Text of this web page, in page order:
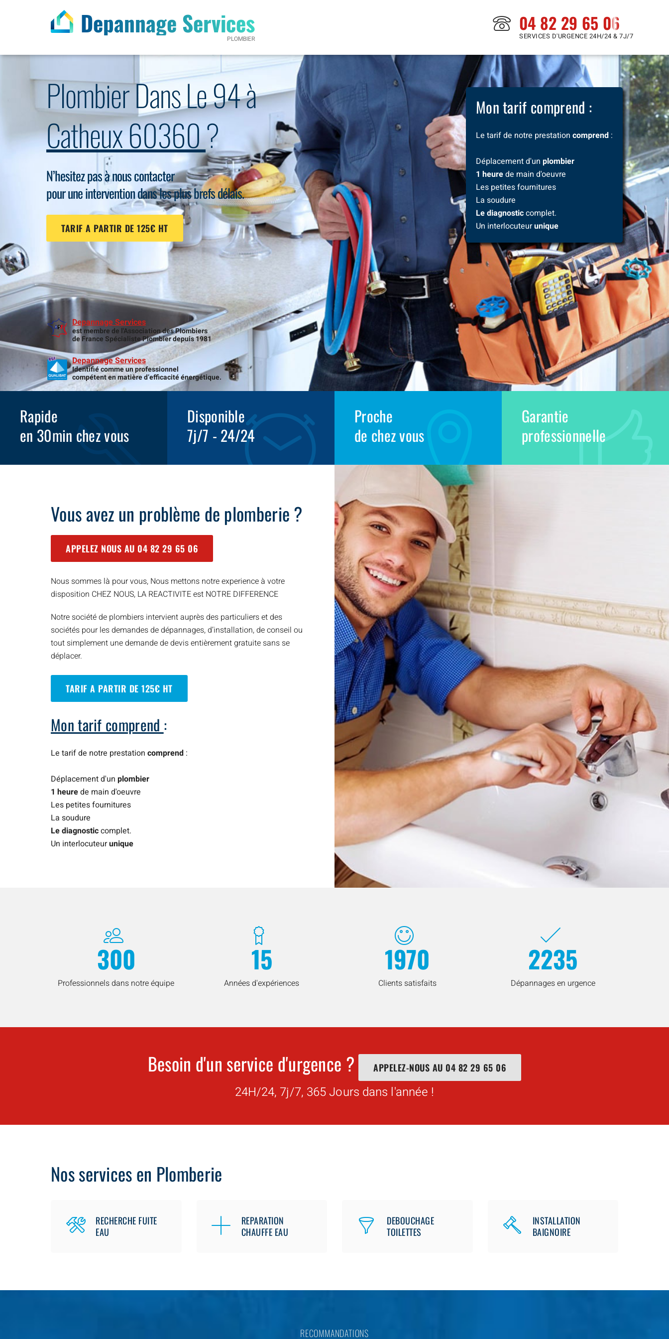
Depannage Services
PLOMBIER
04 82 29 65 06
SERVICES D'URGENCE 24H/24 & 7J/7
Mon tarif comprend :
Le tarif de notre prestation comprend :
Déplacement d'un plombier
1 heurede main d'oeuvre
Les petites fournitures
La soudure
Le diagnosticcomplet.
Un interlocuteurunique
Plombier Dans Le 94 à
Catheux 60360?
N’hesitez pas à nous contacter
pour une intervention dans les plus brefs délais.
TARIF A PARTIR DE 125€ HT
Depannage Services
est membre de l'Association des Plombiers
de France Spécialiste Plombier depuis 1981
Depannage Services
Identifié comme un professionnel
compétent en matière d’efficacité énergétique.
Rapide
en 30min chez vous
Disponible
7j/7 - 24/24
Proche
de chez vous
Garantie
professionnelle
Vous avez un problème de plomberie ?
APPELEZ NOUS AU 04 82 29 65 06
Nous sommes là pour vous, Nous mettons notre experience à votre
disposition CHEZ NOUS, LA REACTIVITE est NOTRE DIFFERENCE
Notre société de plombiers intervient auprès des particuliers et des
sociétés pour les demandes de dépannages, d’installation, de conseil ou
tout simplement une demande de devis entièrement gratuite sans se
déplacer.
TARIF A PARTIR DE 125€ HT
Mon tarif comprend :
Le tarif de notre prestation comprend :
Déplacement d'un plombier
1 heurede main d'oeuvre
Les petites fournitures
La soudure
Le diagnosticcomplet.
Un interlocuteurunique
300
Professionnels dans notre équipe
15
Années d'expériences
1970
Clients satisfaits
2235
Dépannages en urgence
Besoin d'un service d'urgence ? APPELEZ-NOUS AU 04 82 29 65 06
24H/24, 7j/7, 365 Jours dans l'année !
Nos services en Plomberie
RECHERCHE FUITE
EAU
REPARATION
CHAUFFE EAU
DEBOUCHAGE
TOILETTES
INSTALLATION
BAIGNOIRE
RECOMMANDATIONS